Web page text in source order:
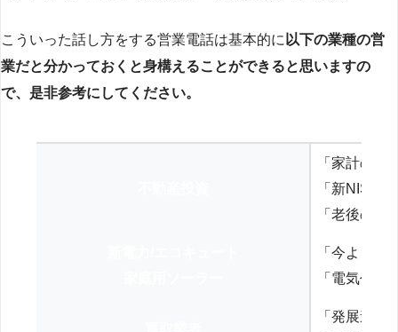
こういった話し方をする営業電話は基本的に 以下の業種の営
業だと分かっておくと身構えることができると思いますの
で、是非参考にしてください。
「家計の見
「新NISA
「老後の
「今より
「電気代を
「発展途